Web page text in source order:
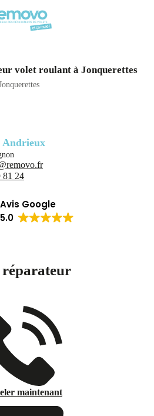
volet roulant à Jonquerettes
Andrieux
81 24
Avis Google
5.0
maintenant